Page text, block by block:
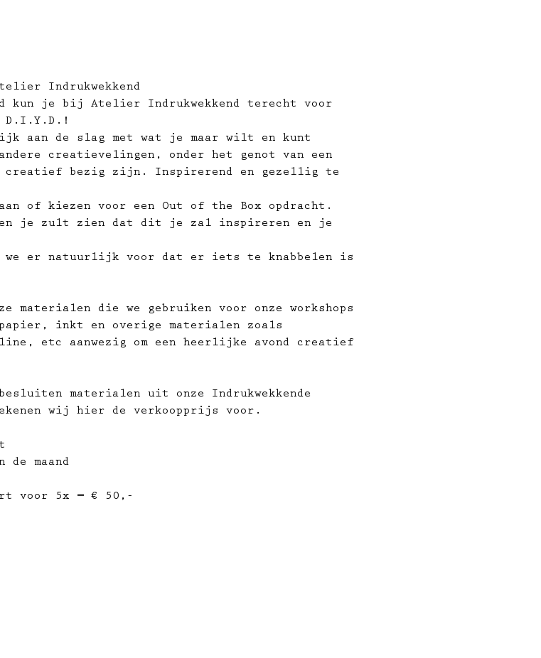
Indrukwekkend
kun je bij Atelier Indrukwekkend terecht voor
D.I.Y.D.!
aan de slag met wat je maar wilt en kunt
creatievelingen, onder het genot van een
creatief bezig zijn. Inspirerend en gezellig te
of kiezen voor een Out of the Box opdracht.
en je zult zien dat dit je zal inspireren en je
we er natuurlijk voor dat er iets te knabbelen is
materialen die we gebruiken voor onze workshops
inkt en overige materialen zoals
etc aanwezig om een heerlijke avond creatief
materialen uit onze Indrukwekkende
wij hier de verkoopprijs voor.
de maand
voor 5x = € 50,­-